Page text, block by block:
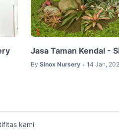
Jasa Taman Kendal -
By Sinox Nursery • 14 Jan,
kami